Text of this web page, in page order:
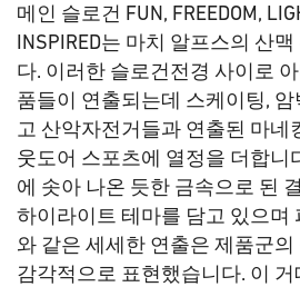
메인 슬로건 FUN, FREEDOM,
INSPIRED는 마치 알프스의 산
다. 이러한 슬로건전경 사이로
품들이 연출되는데 스케이팅,
고 산악자전거들과 연출된 마네
웃도어 스포츠에 열정을 더합니
에 솟아 나온 듯한 금속으로 된
하이라이트 테마를 담고 있으며
와 같은 세세한 연출은 제품군
감각적으로 표현했습니다. 이